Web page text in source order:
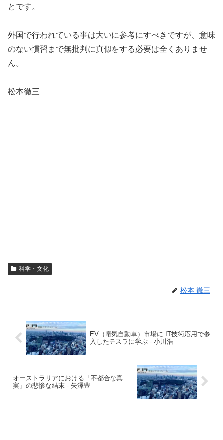
とです。
外国で行われている事は大いに参考にすべきですが、意味
のない慣習まで無批判に真似をする必要は全くありませ
ん。
松本徹三
科学・文化
松本 徹三
EV（電気自動車）市場に IT技術応用で参
入したテスラに学ぶ - 小川浩
オーストラリアにおける「不都合な真
実」の悲惨な結末 - 矢澤豊